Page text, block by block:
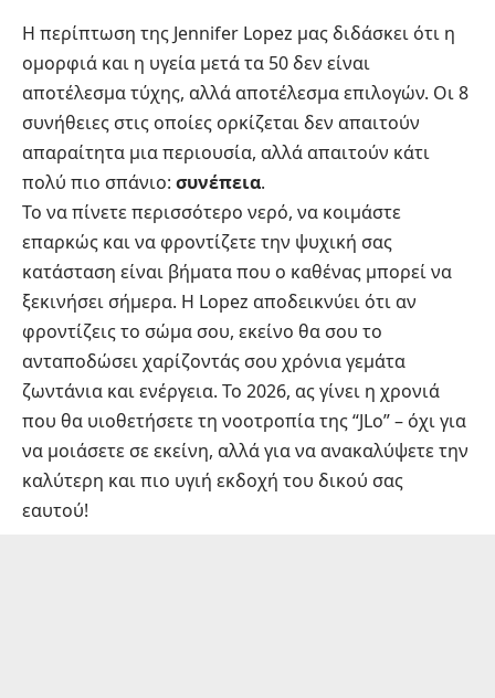
Η περίπτωση της Jennifer Lopez μας διδάσκει ότι η
ομορφιά και η υγεία μετά τα 50 δεν είναι
αποτέλεσμα τύχης, αλλά αποτέλεσμα επιλογών. Οι 8
συνήθειες στις οποίες ορκίζεται δεν απαιτούν
απαραίτητα μια περιουσία, αλλά απαιτούν κάτι
πολύ πιο σπάνιο: συνέπεια.
Το να πίνετε περισσότερο νερό, να κοιμάστε
επαρκώς και να φροντίζετε την ψυχική σας
κατάσταση είναι βήματα που ο καθένας μπορεί να
ξεκινήσει σήμερα. Η Lopez αποδεικνύει ότι αν
φροντίζεις το σώμα σου, εκείνο θα σου το
ανταποδώσει χαρίζοντάς σου χρόνια γεμάτα
ζωντάνια και ενέργεια. Το 2026, ας γίνει η χρονιά
που θα υιοθετήσετε τη νοοτροπία της “JLo” – όχι για
να μοιάσετε σε εκείνη, αλλά για να ανακαλύψετε την
καλύτερη και πιο υγιή εκδοχή του δικού σας
εαυτού!